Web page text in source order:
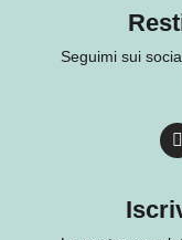
Seguimi sui